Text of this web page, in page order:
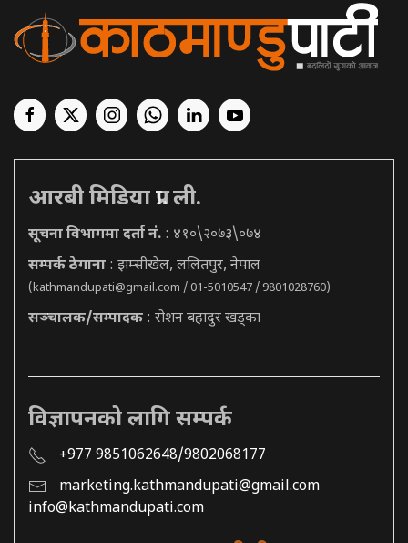
आरबी मिडिया प्रा. ली.
सूचना विभागमा दर्ता नं. : ४१०\२०७३\०७४
सम्पर्क ठेगाना : झम्सीखेल, ललितपुर, नेपाल
(kathmandupati@gmail.com / 01-5010547 / 9801028760)
सञ्चालक/सम्पादक : रोशन बहादुर खड्का
विज्ञापनको लागि सम्पर्क
+977 9851062648/9802068177
marketing.kathmandupati@gmail.com
info@kathmandupati.com